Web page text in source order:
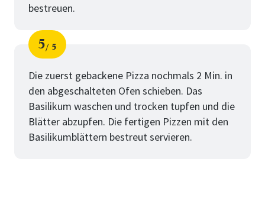
bestreuen.
Schritt
5
von
5
Die zuerst gebackene Pizza nochmals 2 Min. in
den abgeschalteten Ofen schieben. Das
Basilikum waschen und trocken tupfen und die
Blätter abzupfen. Die fertigen Pizzen mit den
Basilikumblättern bestreut servieren.